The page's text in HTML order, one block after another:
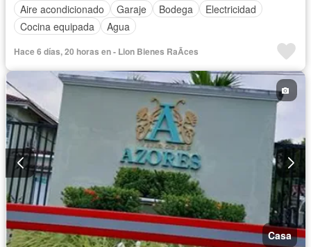
Aire acondicionado
Garaje Bodega
Electricidad
Cocina equipada
Agua
Hace 6 días, 20 horas en - Lion Bienes RaÃ­ces
Casa